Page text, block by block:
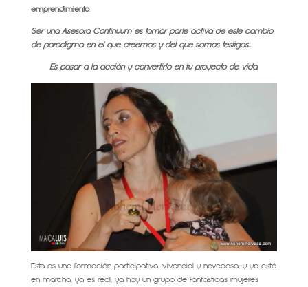
emprendimiento.
Ser una Asesora Continuum es tomar parte activa de este cambio
de paradigma en el que creemos y del que somos testigos…
Es pasar a la acción y convertirlo en tu proyecto de vida.
Esta es una formación participativa, vivencial y novedosa, y ya está
en marcha, ya es real, ya hay un grupo de fantásticas mujeres